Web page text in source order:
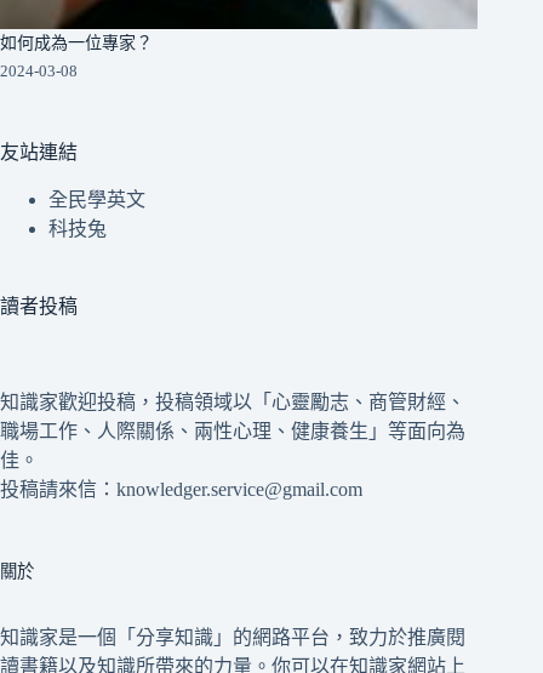
如何成為一位專家？
2024-03-08
友站連結
全民學英文
科技兔
讀者投稿
知識家歡迎投稿，投稿領域以「心靈勵志、商管財經、
職場工作、人際關係、兩性心理、健康養生」等面向為
佳。
投稿請來信：knowledger.service@gmail.com
關於
知識家是一個「分享知識」的網路平台，致力於推廣閱
讀書籍以及知識所帶來的力量。你可以在知識家網站上